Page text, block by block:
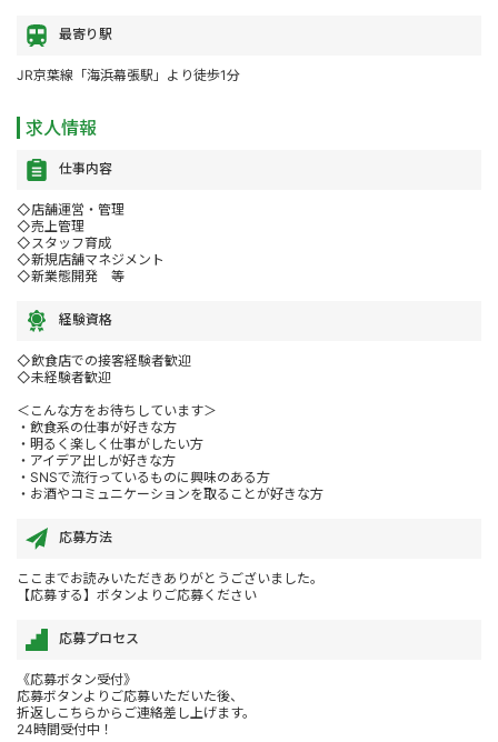
最寄り駅
JR京葉線「海浜幕張駅」より徒歩1分
求人情報
仕事内容
◇店舗運営・管理
◇売上管理
◇スタッフ育成
◇新規店舗マネジメント
◇新業態開発 等
経験資格
◇飲食店での接客経験者歓迎
◇未経験者歓迎
＜こんな方をお待ちしています＞
・飲食系の仕事が好きな方
・明るく楽しく仕事がしたい方
・アイデア出しが好きな方
・SNSで流行っているものに興味のある方
・お酒やコミュニケーションを取ることが好きな方
応募方法
ここまでお読みいただきありがとうございました。
【応募する】ボタンよりご応募ください
応募プロセス
《応募ボタン受付》
応募ボタンよりご応募いただいた後、
折返しこちらからご連絡差し上げます。
24時間受付中！